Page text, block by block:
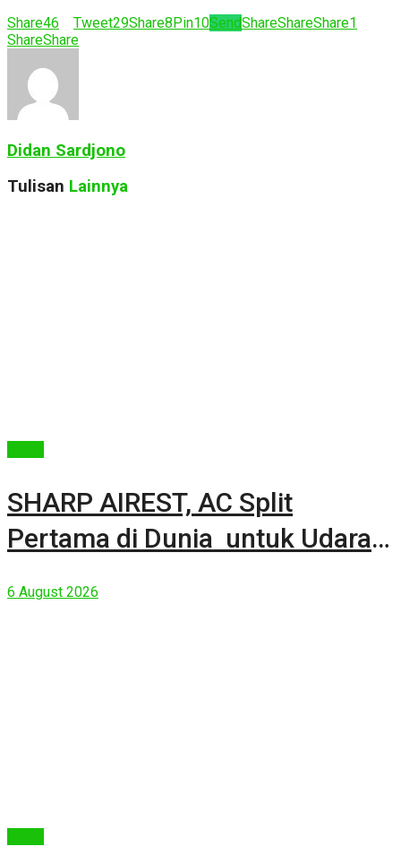
Share46 Tweet29Share8Pin10SendShareShareShare1
ShareShare
Didan Sardjono
Tulisan Lainnya
SHARP AIREST, AC Split
Pertama di Dunia untuk Udara
6 August 2026